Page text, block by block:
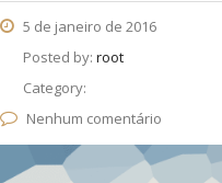
5 de janeiro de 2016
Posted by: root
Category:
Nenhum comentário